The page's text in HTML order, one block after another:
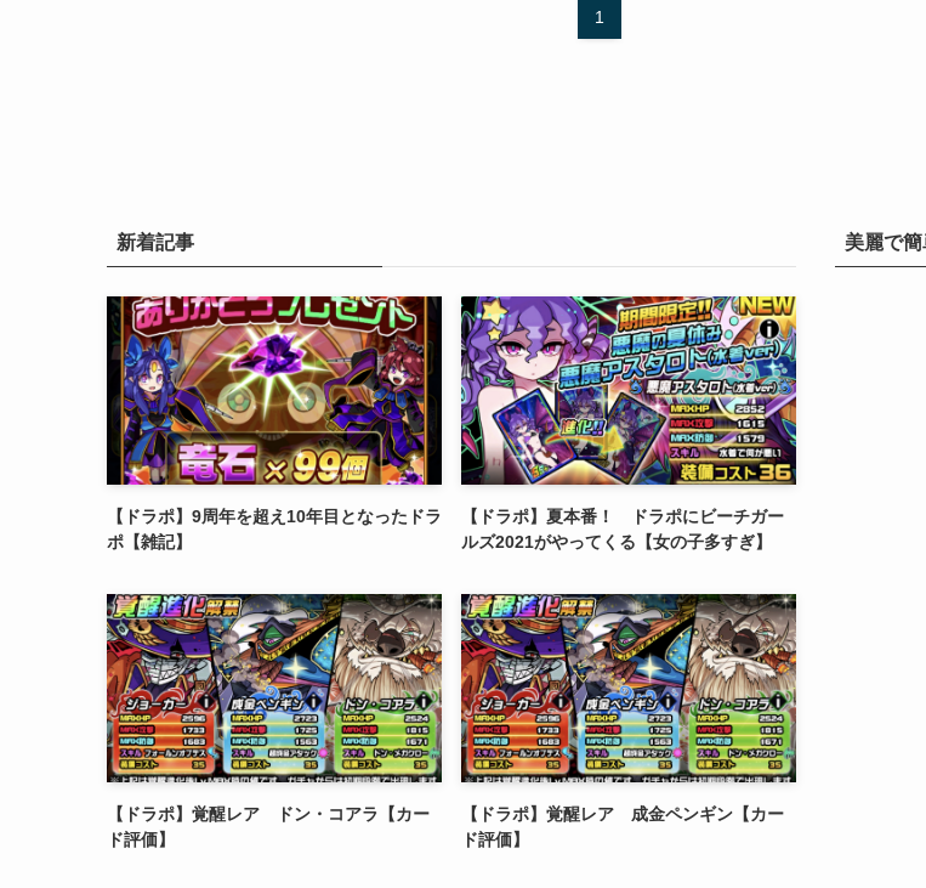
1
新着記事
【ドラポ】9周年を超え10年目となったドラ
ポ【雑記】
【ドラポ】夏本番！ ドラポにビーチガー
ルズ2021がやってくる【女の子多すぎ】
【ドラポ】覚醒レア ドン・コアラ【カー
ド評価】
【ドラポ】覚醒レア 成金ペンギン【カー
ド評価】
美麗で